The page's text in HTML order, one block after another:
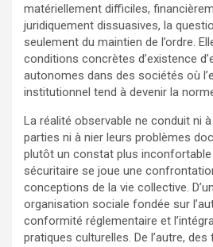
matériellement difficiles,
juridiquement dissuasives, la
seulement du maintien de l’ordre.
conditions concrètes d’existence
autonomes dans des sociétés où
institutionnel tend à devenir la
La réalité observable ne conduit ni
parties ni à nier leurs problèmes
plutôt un constat plus inconfortable
sécuritaire se joue une
conceptions de la vie collective.
organisation sociale fondée sur
conformité réglementaire et
pratiques culturelles. De l’autre,